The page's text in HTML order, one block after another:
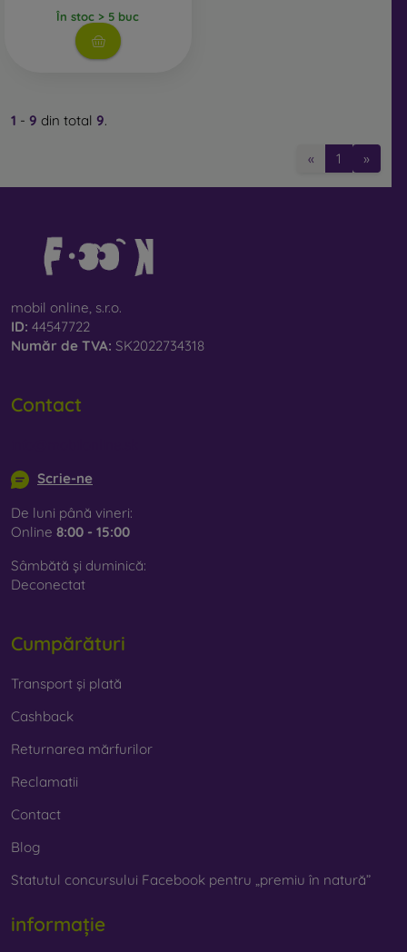
În stoc > 5 buc
1 - 9 din total 9.
« 1 »
mobil online, s.r.o.
ID: 44547722
Număr de TVA: SK2022734318
Contact
Scrie-ne
De luni până vineri:
Online 8:00 - 15:00
Sâmbătă și duminică:
Deconectat
Cumpărături
Transport și plată
Cashback
Returnarea mărfurilor
Reclamatii
Contact
Blog
Statutul concursului Facebook pentru „premiu în natură”
informație